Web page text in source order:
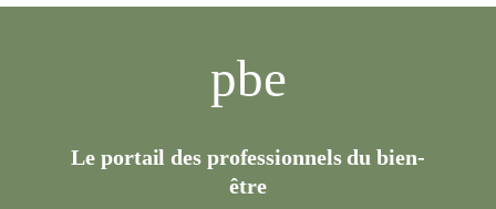
pbe
Le portail des professionnels du bien-
être